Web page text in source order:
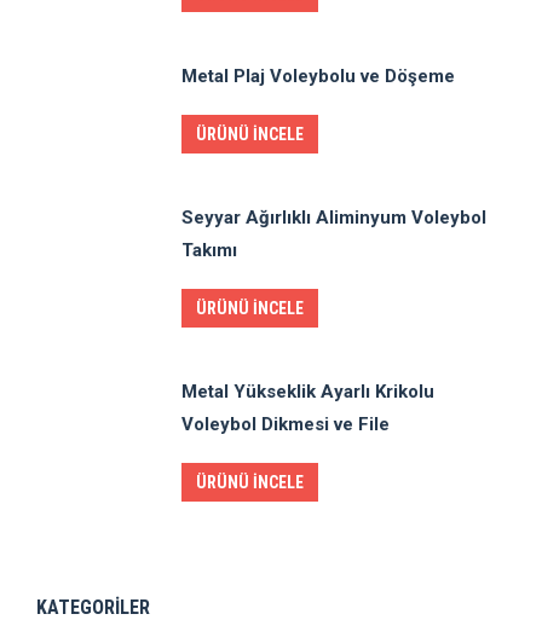
Metal Plaj Voleybolu ve Döşeme
ÜRÜNÜ İNCELE
Seyyar Ağırlıklı Aliminyum Voleybol
Takımı
ÜRÜNÜ İNCELE
Metal Yükseklik Ayarlı Krikolu
Voleybol Dikmesi ve File
ÜRÜNÜ İNCELE
KATEGORİLER